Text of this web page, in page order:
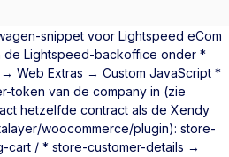
snippet voor Lightspeed eCom
de Lightspeed-backoffice onder *
Web Extras → Custom JavaScript *
token van de company in (zie
hetzelfde contract als de Xendy
woocommerce/plugin): store-
/ * store-customer-details →